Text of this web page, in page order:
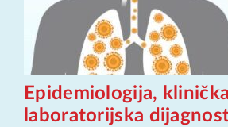
Epidemiologija,
laboratorijska